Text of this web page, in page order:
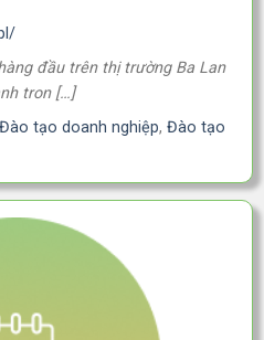
đầu trên thị trường Ba Lan
tron […]
Đào tạo doanh nghiệp, Đào tạo